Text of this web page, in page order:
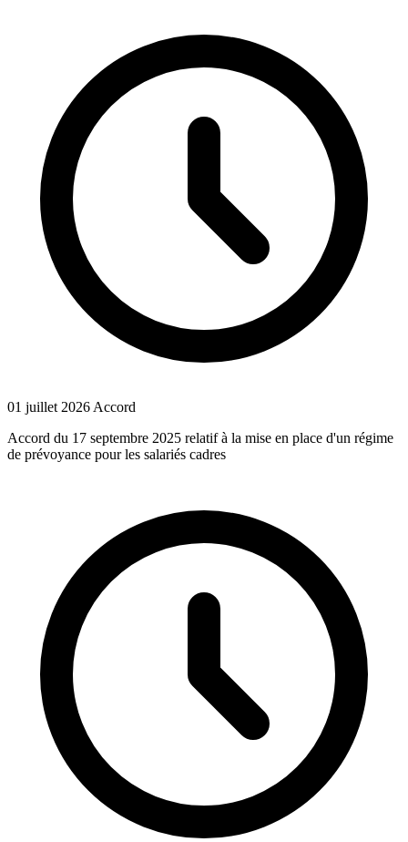
01 juillet 2026 Accord
Accord du 17 septembre 2025 relatif à la mise en place d'un régime
de prévoyance pour les salariés cadres